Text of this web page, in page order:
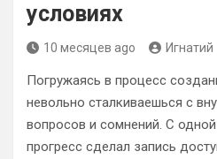
условиях
10 месяцев ago Игнатий
Погружаясь в процесс
невольно сталкиваешься с
вопросов и сомнений. С
прогресс сделал запись